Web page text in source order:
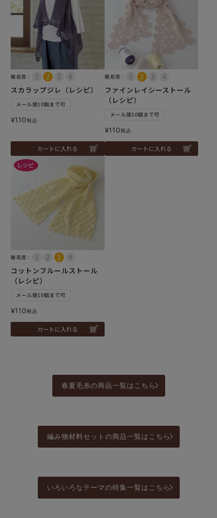
難易度：
スカラップジレ（レシピ）
メール便10個まで可
¥110税込
カートに入れる
難易度：
ファインレイシーストール
（レシピ）
メール便10個まで可
¥110税込
カートに入れる
難易度：
コットンフルールストール
（レシピ）
メール便10個まで可
¥110税込
カートに入れる
春夏毛糸の商品一覧はこちら
編み物材料セットの商品一覧はこちら
いろいろなテーマの特集一覧はこちら